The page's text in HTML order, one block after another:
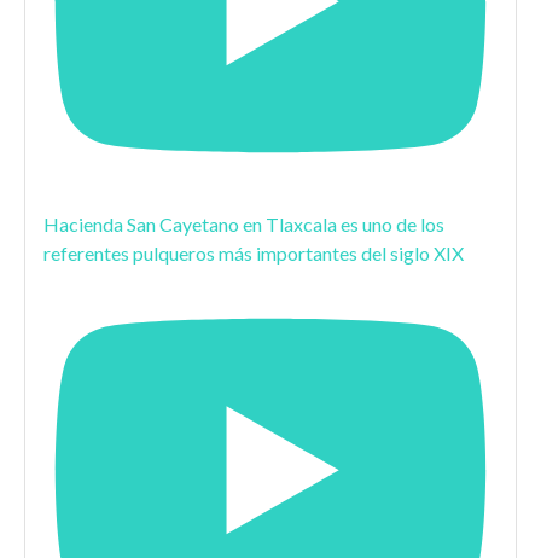
Hacienda San Cayetano en Tlaxcala es uno de los
referentes pulqueros más importantes del siglo XIX